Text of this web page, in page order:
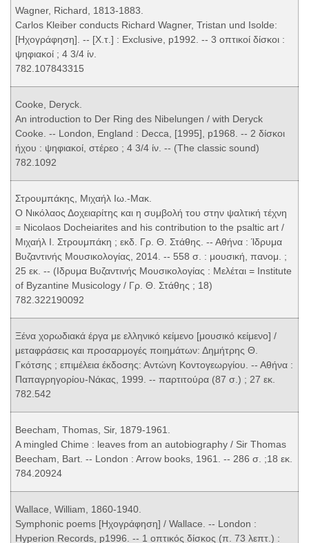
Wagner, Richard, 1813-1883.
Carlos Kleiber conducts Richard Wagner, Tristan und Isolde:
[Ηχογράφηση]. -- [Χ.τ.] : Exclusive, p1992. -- 3 οπτικοί δίσκοι :
ψηφιακοί ; 4 3/4 ίν.
782.107843315
Cooke, Deryck.
An introduction to Der Ring des Nibelungen / with Deryck
Cooke. -- London, England : Decca, [1995], p1968. -- 2 δίσκοι
ήχου : ψηφιακοί, στέρεο ; 4 3/4 ίν. -- (The classic sound)
782.1092
Στρουμπάκης, Μιχαήλ Ιω.-Μακ.
Ο Νικόλαος Δοχειαρίτης και η συμβολή του στην ψαλτική τέχνη
= Nicolaos Docheiarites and his contribution to the psaltic art /
Μιχαήλ Ι. Στρουμπάκη ; εκδ. Γρ. Θ. Στάθης. -- Αθήνα : Ίδρυμα
Βυζαντινής Μουσικολογίας, 2014. -- 558 σ. : μουσική, πανομ. ;
25 εκ. -- (Ιδρυμα Βυζαντινής Μουσικολογίας : Μελέται = Institute
of Byzantine Musicology / Γρ. Θ. Στάθης ; 18)
782.322190092
Ξένα χορωδιακά έργα με ελληνικό κείμενο [μουσικό κείμενο] /
μεταφράσεις και προσαρμογές ποιημάτων: Δημήτρης Θ.
Γκότσης ; επιμέλεια έκδοσης: Αντώνη Κοντογεωργίου. -- Αθήνα :
Παπαγρηγορίου-Νάκας, 1999. -- παρτιτούρα (87 σ.) ; 27 εκ.
782.542
Beecham, Thomas, Sir, 1879-1961.
A mingled Chime : leaves from an autobiography / Sir Thomas
Beecham, Bart. -- London : Arrow books, 1961. -- 286 σ. ;18 εκ.
784.20924
Wallace, William, 1860-1940.
Symphonic poems [Ηχογράφηση] / Wallace. -- London :
Hyperion Records, p1996. -- 1 οπτικός δίσκος (π. 73 λεπτ.) :